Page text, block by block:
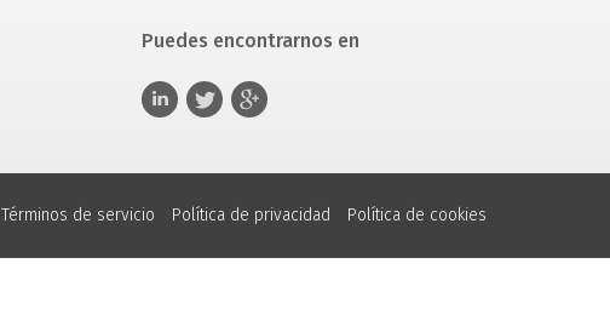
Puedes encontrarnos en
Términos de servicio Política de privacidad Política de cookies